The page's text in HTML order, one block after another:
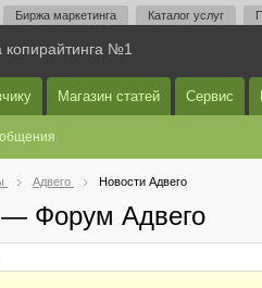
Биржа маркетинга Каталог услуг
копирайтинга №1
Магазин статей Сервис
Адвего Новости Адвего
— Форум Адвего